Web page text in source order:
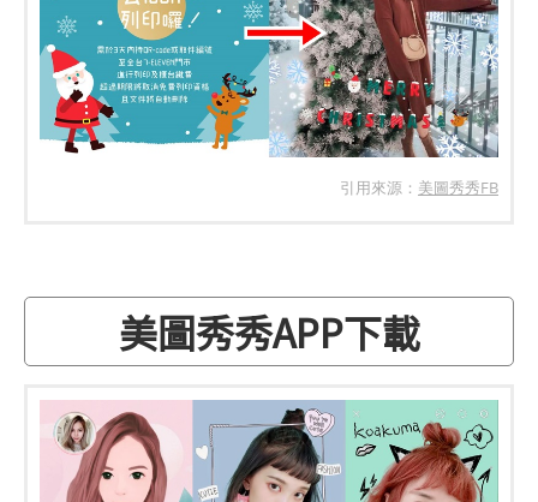
引用來源： 美圖秀秀FB
美圖秀秀APP下載